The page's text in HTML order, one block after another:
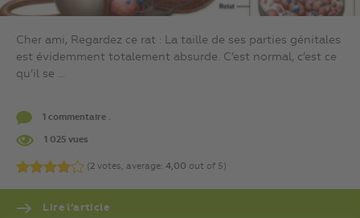
Cher ami, Regardez ce rat : La taille de ses parties génitales
est évidemment totalement absurde. C’est normal, c’est ce
qu’il se ...
1 commentaire .
1 025 vues
(2 votes, average: 4,00 out of 5)
Lire l’article